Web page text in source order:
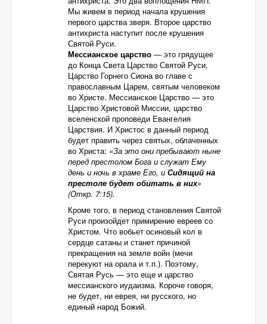
Мы живем в период начала крушения
первого царства зверя. Второе царство
антихриста наступит после крушения
Святой Руси.
Мессианское царство— это грядущее
до Конца Света Царство Святой Руси,
Царство Горнего Сиона во главе с
православным Царем, святым человеком
во Христе. Мессианское Царство — это
Царство Христовой Миссии, царство
вселенской проповеди Евангелия
Царствия. И Христос в данный период
будет править через святых, облаченных
во Христа: «За это они пребывают ныне
перед престолом Бога и служат Ему
день и ночь в храме Его, и Сидящий на
престоле будет обитать в них»
(Откр. 7:15).
Кроме того, в период становления Святой
Руси произойдет примирение евреев со
Христом. Что вобьет осиновый кол в
сердце сатаны и станет причиной
прекращения на земле войн (мечи
перекуют на орала и т.п.). Поэтому,
Святая Русь — это еще и царство
мессианского иудаизма. Короче говоря,
не будет, ни еврея, ни русского, но
единый народ Божий.